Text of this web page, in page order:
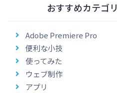
おすすめカテゴリ
Adobe Premiere Pro
便利な小技
使ってみた
ウェブ制作
アプリ